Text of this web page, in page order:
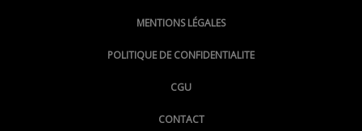
@LePoingMontpellier
MENTIONS LÉGALES
POLITIQUE DE CONFIDENTIALITE
CGU
CONTACT